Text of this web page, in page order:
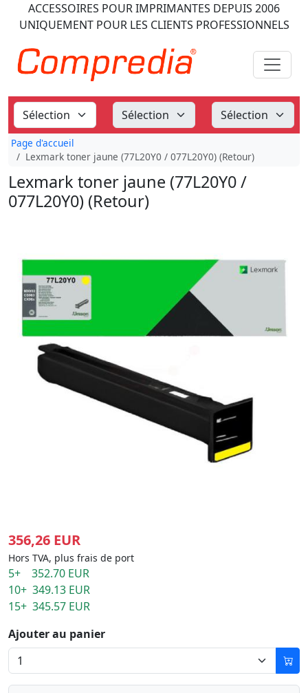
ACCESSOIRES POUR IMPRIMANTES DEPUIS 2006
UNIQUEMENT POUR LES CLIENTS PROFESSIONNELS
Page d'accueil
Lexmark toner jaune (77L20Y0 / 077L20Y0) (Retour)
Lexmark toner jaune (77L20Y0 /
077L20Y0) (Retour)
356,26 EUR
Hors TVA, plus frais de port
5+ 352.70 EUR
10+ 349.13 EUR
15+ 345.57 EUR
Ajouter au panier